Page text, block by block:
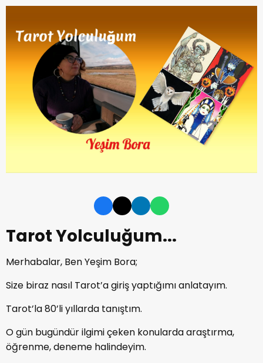
Tarot Yolculuğum...
Merhabalar, Ben Yeşim Bora;
Size biraz nasıl Tarot’a giriş yaptığımı anlatayım.
Tarot’la 80’li yıllarda tanıştım.
O gün bugündür ilgimi çeken konularda araştırma,
öğrenme, deneme halindeyim.